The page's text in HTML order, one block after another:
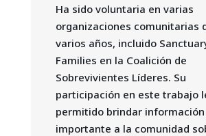
Ha sido voluntaria en varias
organizaciones comunitarias
varios años, incluido
Families en la Coalición de
Sobrevivientes Líderes. Su
participación en este trabajo
permitido brindar información
importante a la comunidad